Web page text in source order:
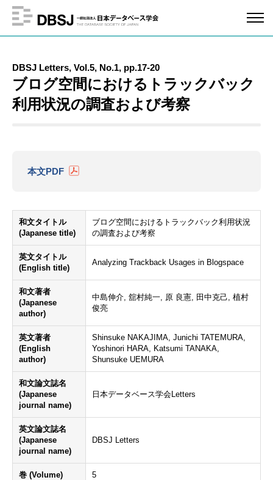
DBSJ Letters, Vol.5, No.1, pp.17-20
ブログ空間におけるトラックバック
利用状況の調査および考察
本文PDF
和文タイトル
(Japanese title)
ブログ空間におけるトラックバック利用状況
の調査および考察
英文タイトル
(English title)
Analyzing Trackback Usages in Blogspace
和文著者
(Japanese
author)
中島伸介, 舘村純一, 原 良憲, 田中克己, 植村
俊亮
英文著者
(English
author)
Shinsuke NAKAJIMA, Junichi TATEMURA,
Yoshinori HARA, Katsumi TANAKA,
Shunsuke UEMURA
和文論文誌名
(Japanese
journal name)
日本データベース学会Letters
英文論文誌名
(Japanese
journal name)
DBSJ Letters
巻 (Volume) 5